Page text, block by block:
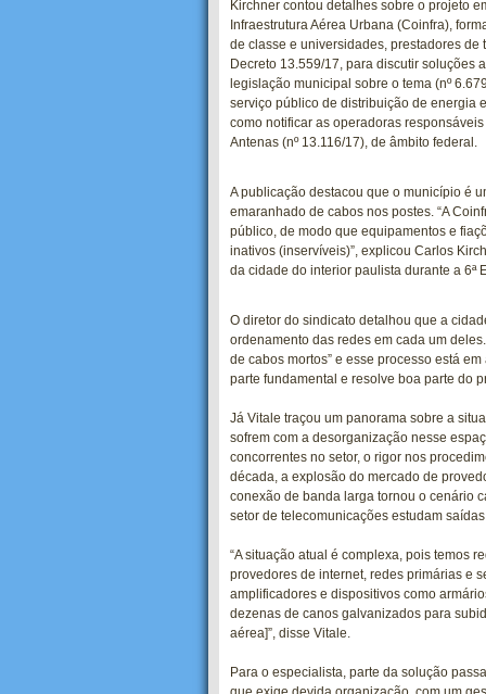
Kirchner contou detalhes sobre o projeto
Infraestrutura Aérea Urbana (Coinfra),
de classe e universidades, prestadores
Decreto 13.559/17, para discutir soluções
legislação municipal sobre o tema (nº
serviço público de distribuição de energia
como notificar as operadoras
Antenas (nº 13.116/17), de âmbito federal.
A publicação destacou que o município é
emaranhado de cabos nos postes. “A
público, de modo que equipamentos e
inativos (inservíveis)”, explicou Carlos
da cidade do interior paulista durante a 6ª
O diretor do sindicato detalhou que a
ordenamento das redes em cada um
de cabos mortos” e esse processo está
parte fundamental e resolve boa parte do
Já Vitale traçou um panorama sobre a
sofrem com a desorganização nesse
concorrentes no setor, o rigor nos
década, a explosão do mercado de
conexão de banda larga tornou o cenário
setor de telecomunicações estudam
“A situação atual é complexa, pois temos
provedores de internet, redes primárias e
amplificadores e dispositivos como
dezenas de canos galvanizados para
aérea]”, disse Vitale.
Para o especialista, parte da solução